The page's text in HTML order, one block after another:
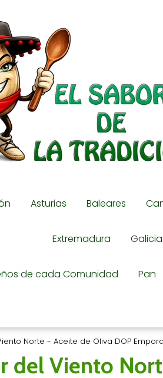
Asturias Baleares
Extremadura Galicia
de cada Comunidad Pan
Norte - Aceite de Oliva DOP
del Viento